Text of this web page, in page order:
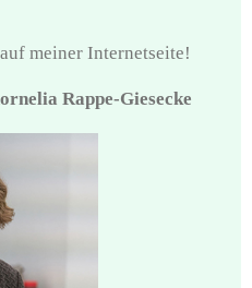
meiner Internetseite!
Rappe-Giesecke